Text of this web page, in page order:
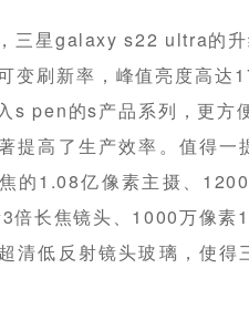
三星galaxy s22 ultra的
变刷新率，峰值亮度高
s pen的s产品系列，更方
提高了生产效率。值得
的1.08亿像素主摄、
倍长焦镜头、1000万像素
清低反射镜头玻璃，使